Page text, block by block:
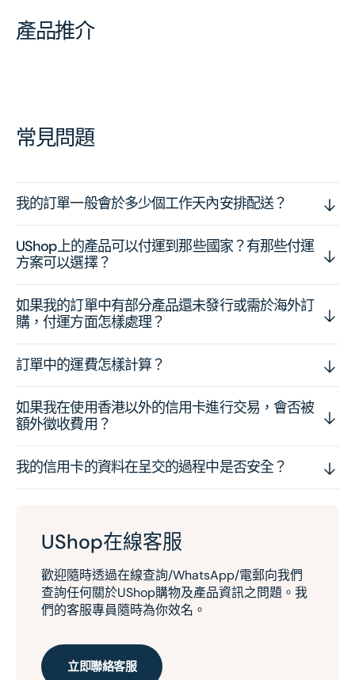
產品推介
常見問題
我的訂單一般會於多少個工作天內安排配送？
UShop上的產品可以付運到那些國家？有那些付運
方案可以選擇？
如果我的訂單中有部分產品還未發行或需於海外訂
購，付運方面怎樣處理？
訂單中的運費怎樣計算？
如果我在使用香港以外的信用卡進行交易，會否被
額外徵收費用？
我的信用卡的資料在呈交的過程中是否安全？
UShop在線客服
歡迎隨時透過在線查詢/WhatsApp/電郵向我們
查詢任何關於UShop購物及產品資訊之問題。我
們的客服專員隨時為你效名。
立即聯絡客服